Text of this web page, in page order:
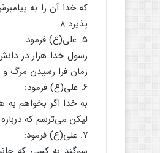
که خدا آن را به
پذیرد.۸
۵. علی(ع) فرمود:
رسول خدا هزار در
زمان فرا رسیدن مرگ و
۶. علی(ع) فرمود:
به خدا اگر بخواهم
لیکن می‌ترسم که
۷. علی(ع) فرمود: